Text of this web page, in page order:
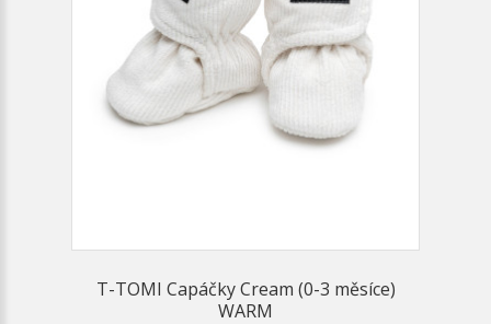
T-TOMI Capáčky Cream (0-3 měsíce)
WARM